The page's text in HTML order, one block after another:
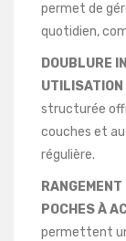
permet de
quotidien,
DOUBLURE
UTILISATION
structurée
couches et
régulière.
POCHES À
permettent